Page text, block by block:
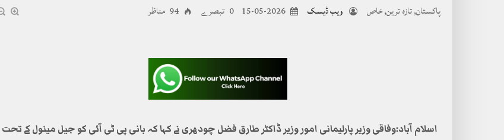
پاکستان,تازہ ترین,خاص ویب ڈیسک 2026-05-15 0 تبصرے 94 مناظر
اسلام آباد:وفاقی وزیر پارلیمانی امور وزیر ڈاکٹر طارق فضل چودھری نے کہا کہ بانی پی ٹی آئی کو جیل مینول کے تحت